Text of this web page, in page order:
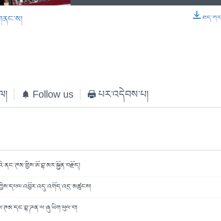
Follow us པར་འདེབས་པ།